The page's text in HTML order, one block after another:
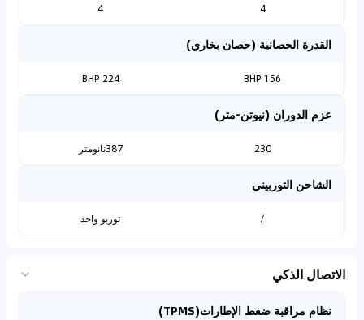
4
4
القدرة الحصانية (حصان بخاري)
156 BHP
224 BHP
عزم الدوران (نيوتن-متر)
230 387نانومتر
الشاحن التوربيني
/ توربو واحد
الاتصال الذكي
نظام مراقبة ضغط الإطارات(TPMS)